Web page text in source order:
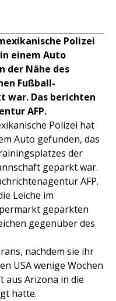
Polizei
einem Auto
der Nähe des
Fußball-
war. Das berichten
AFP.
Polizei hat
Auto gefunden, das
der
geparkt war.
AFP.
Leiche im
geparkten
gegenüber des
nachdem sie ihr
USA wenige Wochen
aus Arizona in die
hatte.